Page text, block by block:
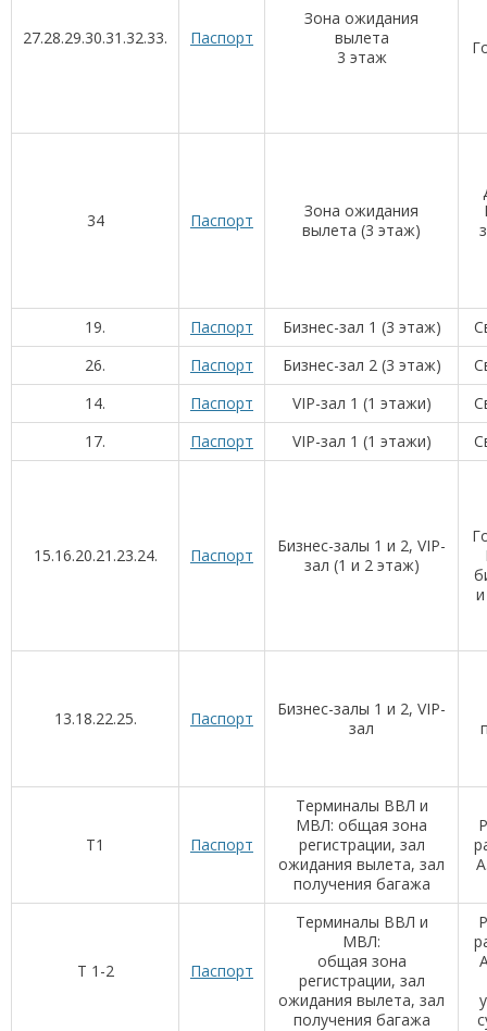
27.28.29.30.31.32.33. Паспорт
Зона ожидания
вылета
3 этаж
34 Паспорт
Зона ожидания
вылета (3 этаж)
19. Паспорт Бизнес-зал 1 (3 этаж)
26.
Паспорт Бизнес-зал 2 (3 этаж)
14.
Паспорт VIP-зал 1 (1 этажи)
17.
Паспорт VIP-зал 1 (1 этажи)
15.16.20.21.23.24. Паспорт
Бизнес-залы 1 и 2, VIP-
зал (1 и 2 этаж)
13.18.22.25. Паспорт
Бизнес-залы 1 и 2, VIP-
зал
T1 Паспорт
Терминалы ВВЛ и
МВЛ: общая зона
регистрации, зал
ожидания вылета, зал
получения багажа
Т 1-2 Паспорт
Терминалы ВВЛ и
МВЛ:
общая зона
регистрации, зал
ожидания вылета, зал
получения багажа